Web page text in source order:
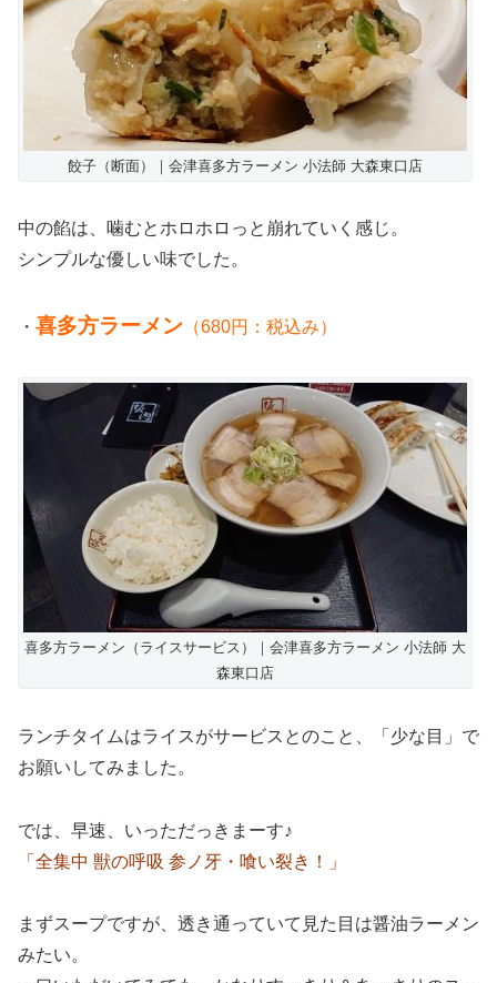
餃子（断面）｜会津喜多方ラーメン 小法師 大森東口店
中の餡は、噛むとホロホロっと崩れていく感じ。
シンプルな優しい味でした。
・ 喜多方ラーメン （680円：税込み）
喜多方ラーメン（ライスサービス）｜会津喜多方ラーメン 小法師 大
森東口店
ランチタイムはライスがサービスとのこと、「少な目」で
お願いしてみました。
では、早速、いっただっきまーす♪
「全集中 獣の呼吸 参ノ牙・喰い裂き！」
まずスープですが、透き通っていて見た目は醤油ラーメン
みたい。